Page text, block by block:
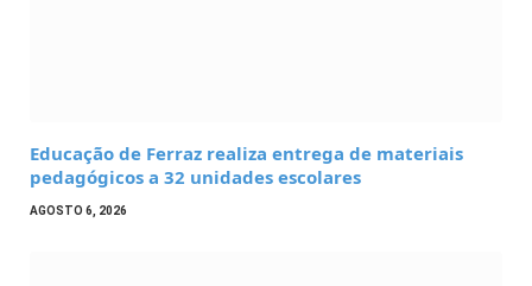
Educação de Ferraz realiza entrega de materiais
pedagógicos a 32 unidades escolares
AGOSTO 6, 2026